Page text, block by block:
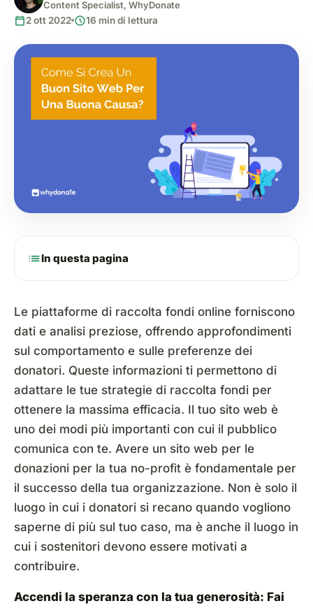
Content Specialist, WhyDonate
calendar_today2 ott 2022 schedule16 min di lettura
listIn questa pagina
Le piattaforme di raccolta fondi online forniscono
dati e analisi preziose, offrendo approfondimenti
sul comportamento e sulle preferenze dei
donatori. Queste informazioni ti permettono di
adattare le tue strategie di raccolta fondi per
ottenere la massima efficacia. Il tuo sito web è
uno dei modi più importanti con cui il pubblico
comunica con te. Avere un sito web per le
donazioni per la tua no-profit è fondamentale per
il successo della tua organizzazione. Non è solo il
luogo in cui i donatori si recano quando vogliono
saperne di più sul tuo caso, ma è anche il luogo in
cui i sostenitori devono essere motivati a
contribuire.
Accendi la speranza con la tua generosità: Fai